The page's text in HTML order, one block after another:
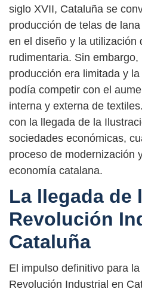
siglo XVII, Cataluña se
producción de telas de
en el diseño y la utilización
rudimentaria. Sin
producción era limitada y
podía competir con el
interna y externa de
con la llegada de la
sociedades económicas,
proceso de modernización
economía catalana.
La llegada de
Revolución
Cataluña
El impulso definitivo para
Revolución Industrial en